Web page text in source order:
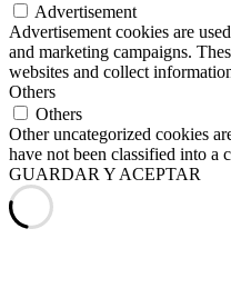
Advertisement
Advertisement cookies are
and marketing campaigns.
websites and collect
Others
Others
Other uncategorized cookies
have not been classified into a
GUARDAR Y ACEPTAR